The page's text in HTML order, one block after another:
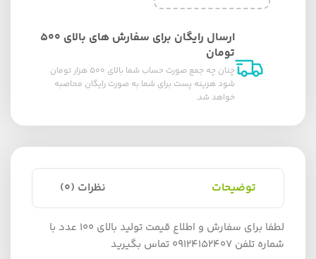
ارسال رایگان برای سفارش های بالای ۵۰۰
تومان
چنان چه جمع صورت حساب شما بالای ۵۰۰ هزار تومان
شود هزینه پست برای شما به صورت رایگان محاصبه
خواهد شد.
توضیحات نظرات (0)
لطفا برای سفارش و اطلاع قیمت تولید بالای 100 عدد با
شماره تلفن 09124152407 تماس بگیرید